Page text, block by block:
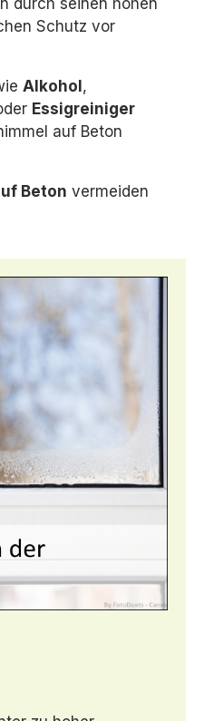
durch seinen hohen
Schutz vor
Alkohol ,
Essigreiniger
auf Beton
Beton vermeiden